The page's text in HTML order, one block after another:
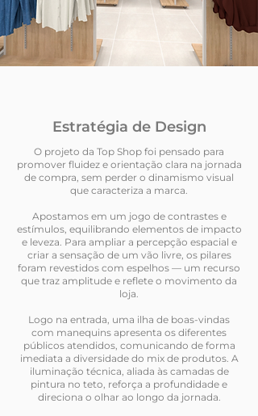
Estratégia de Design
O projeto da Top Shop foi pensado para
promover fluidez e orientação clara na jornada
de compra, sem perder o dinamismo visual
que caracteriza a marca.
Apostamos em um jogo de contrastes e
estímulos, equilibrando elementos de impacto
e leveza. Para ampliar a percepção espacial e
criar a sensação de um vão livre, os pilares
foram revestidos com espelhos — um recurso
que traz amplitude e reflete o movimento da
loja.
Logo na entrada, uma ilha de boas-vindas
com manequins apresenta os diferentes
públicos atendidos, comunicando de forma
imediata a diversidade do mix de produtos. A
iluminação técnica, aliada às camadas de
pintura no teto, reforça a profundidade e
direciona o olhar ao longo da jornada.